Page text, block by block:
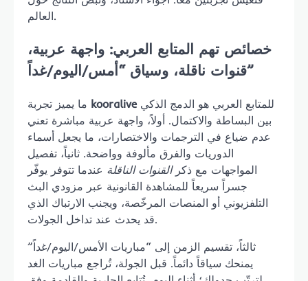
العالم.
خصائص تهم المتابع العربي: واجهة عربية،
قنوات ناقلة، وسياق “أمس/اليوم/غداً”
kooraliveللمتابع العربي هو الدمج الذكي
بين البساطة والاكتمال. أولاً، واجهة عربية مباشرة تعني
عدم ضياع في الترجمات والاختصارات، ما يجعل أسماء
الدوريات والفرق مألوفة وواضحة. ثانياً، تفصيل
المواجهات مع ذكرالقنوات الناقلة عندما تتوفر يوفّر
جسراً سريعاً للمشاهدة القانونية عبر مزودي البث
التلفزيوني أو المنصات المرخّصة، ويجنب الارتباك الذي
قد يحدث عند تداخل الجولات.
ثالثاً، تقسيم الزمن إلى “مباريات الأمس/اليوم/غداً”
يمنحك سياقاً دائماً. قبل الجولة، تُراجع مباريات الغد